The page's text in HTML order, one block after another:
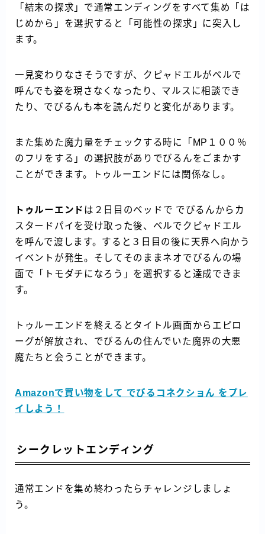
「結末の探求」で通常エンディングをすべて集め「は
じめから」を選択すると「可能性の探求」に突入し
ます。
一見変わりなさそうですが、クピャドエルがベルで
呼んでも姿を現さなくなったり、マルスに相談でき
たり、でびるんも本を読んだりと変化があります。
また集めた魔力量をチェックする時に「MP１００％
のフリをする」の選択肢がありでびるんをごまかす
ことができます。トゥルーエンドには関係なし。
トゥルーエンド は２日目のベッドで でびるんからカ
スタードパイを受け取った後、ベルでクピャドエル
を呼んで渡します。すると３日目の後に天界へ向かう
イベントが発生。そしてそのままネオでびるんの場
面で「トモダチになろう」を選択すると達成できま
す。
トゥルーエンドを終えるとタイトル画面からエピロ
ーグが解放され、でびるんの住んでいた魔界の大悪
魔たちと会うことができます。
Amazonで買い物をして でびるコネクショん をプレ
イしよう！
シークレットエンディング
通常エンドを集め終わったらチャレンジしましょ
う。